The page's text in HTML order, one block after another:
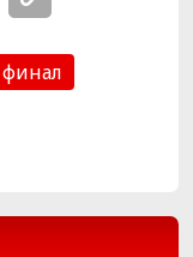
финал